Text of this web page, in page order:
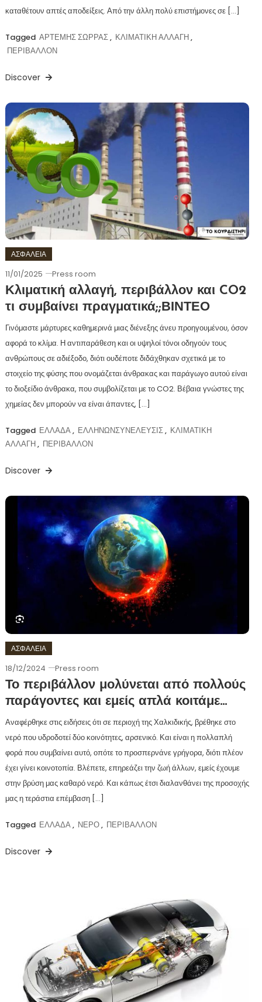
καταθέτουν απτές αποδείξεις. Από την άλλη πολύ επιστήμονες σε […]
Tagged ΑΡΤΕΜΗΣ ΣΩΡΡΑΣ, ΚΛΙΜΑΤΙΚΗ ΑΛΛΑΓΗ,
ΠΕΡΙΒΑΛΛΟΝ
Discover
ΑΣΦΑΛΕΙΑ
11/01/2025 Press room
Κλιματική αλλαγή, περιβάλλον και CO2
τι συμβαίνει πραγματικά;;ΒΙΝΤΕΟ
Γινόμαστε μάρτυρες καθημερινά μιας διένεξης άνευ προηγουμένου, όσον
αφορά το κλίμα. Η αντιπαράθεση και οι υψηλοί τόνοι οδηγούν τους
ανθρώπους σε αδιέξοδο, διότι ουδέποτε διδάχθηκαν σχετικά με το
στοιχείο της φύσης που ονομάζεται άνθρακας και παράγωγο αυτού είναι
το διοξείδιο άνθρακα, που συμβολίζεται με το CO2. Βέβαια γνώστες της
χημείας δεν μπορούν να είναι άπαντες, […]
Tagged ΕΛΛΑΔΑ, ΕΛΛΗΝΩΝΣΥΝΕΛΕΥΣΙΣ, ΚΛΙΜΑΤΙΚΗ
ΑΛΛΑΓΗ, ΠΕΡΙΒΑΛΛΟΝ
Discover
ΑΣΦΑΛΕΙΑ
18/12/2024 Press room
Το περιβάλλον μολύνεται από πολλούς
παράγοντες και εμείς απλά κοιτάμε…
Αναφέρθηκε στις ειδήσεις ότι σε περιοχή της Χαλκιδικής, βρέθηκε στο
νερό που υδροδοτεί δύο κοινότητες, αρσενικό. Και είναι η πολλαπλή
φορά που συμβαίνει αυτό, οπότε το προσπερνάνε γρήγορα, διότι πλέον
έχει γίνει κοινοτοπία. Βλέπετε, επηρεάζει την ζωή άλλων, εμείς έχουμε
στην βρύση μας καθαρό νερό. Και κάπως έτσι διαλανθάνει της προσοχής
μας η τεράστια επέμβαση […]
Tagged ΕΛΛΑΔΑ, ΝΕΡΟ, ΠΕΡΙΒΑΛΛΟΝ
Discover